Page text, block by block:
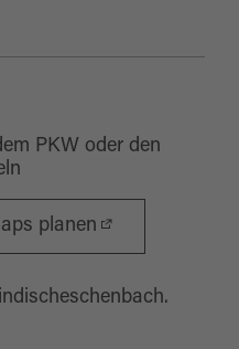
PKW oder den
planen